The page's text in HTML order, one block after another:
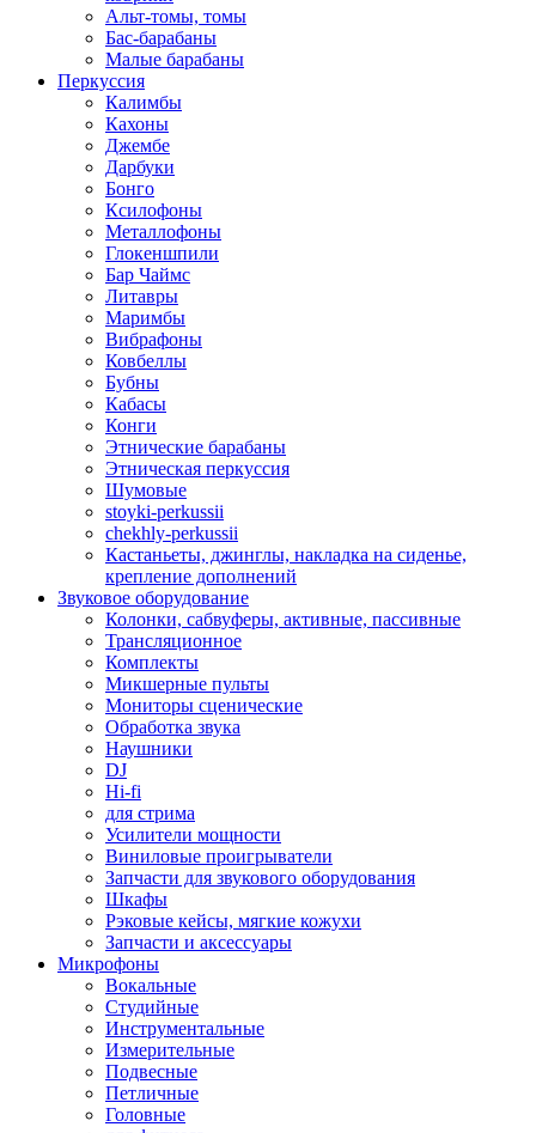
Альт-томы, томы
Бас-барабаны
Малые барабаны
Перкуссия
Калимбы
Кахоны
Джембе
Дарбуки
Бонго
Ксилофоны
Металлофоны
Глокеншпили
Бар Чаймс
Литавры
Маримбы
Вибрафоны
Ковбеллы
Бубны
Кабасы
Конги
Этнические барабаны
Этническая перкуссия
Шумовые
stoyki-perkussii
chekhly-perkussii
Кастаньеты, джинглы, накладка на сиденье,
крепление дополнений
Звуковое оборудование
Колонки, сабвуферы, активные, пассивные
Трансляционное
Комплекты
Микшерные пульты
Мониторы сценические
Обработка звука
Наушники
DJ
Hi-fi
для стрима
Усилители мощности
Виниловые проигрыватели
Запчасти для звукового оборудования
Шкафы
Рэковые кейсы, мягкие кожухи
Запчасти и аксессуары
Микрофоны
Вокальные
Студийные
Инструментальные
Измерительные
Подвесные
Петличные
Головные